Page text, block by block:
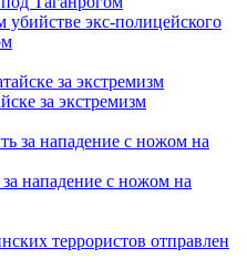
экс-полицейского
за экстремизм
нападение с ножом на